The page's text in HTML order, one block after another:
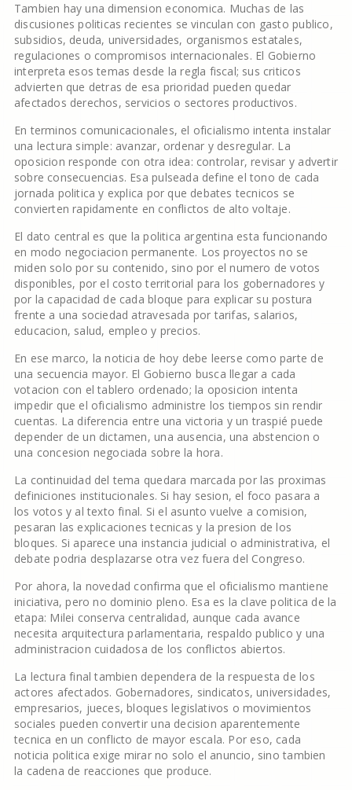
Tambien hay una dimension economica. Muchas de las
discusiones politicas recientes se vinculan con gasto publico,
subsidios, deuda, universidades, organismos estatales,
regulaciones o compromisos internacionales. El Gobierno
interpreta esos temas desde la regla fiscal; sus criticos
advierten que detras de esa prioridad pueden quedar
afectados derechos, servicios o sectores productivos.
En terminos comunicacionales, el oficialismo intenta instalar
una lectura simple: avanzar, ordenar y desregular. La
oposicion responde con otra idea: controlar, revisar y advertir
sobre consecuencias. Esa pulseada define el tono de cada
jornada politica y explica por que debates tecnicos se
convierten rapidamente en conflictos de alto voltaje.
El dato central es que la politica argentina esta funcionando
en modo negociacion permanente. Los proyectos no se
miden solo por su contenido, sino por el numero de votos
disponibles, por el costo territorial para los gobernadores y
por la capacidad de cada bloque para explicar su postura
frente a una sociedad atravesada por tarifas, salarios,
educacion, salud, empleo y precios.
En ese marco, la noticia de hoy debe leerse como parte de
una secuencia mayor. El Gobierno busca llegar a cada
votacion con el tablero ordenado; la oposicion intenta
impedir que el oficialismo administre los tiempos sin rendir
cuentas. La diferencia entre una victoria y un traspié puede
depender de un dictamen, una ausencia, una abstencion o
una concesion negociada sobre la hora.
La continuidad del tema quedara marcada por las proximas
definiciones institucionales. Si hay sesion, el foco pasara a
los votos y al texto final. Si el asunto vuelve a comision,
pesaran las explicaciones tecnicas y la presion de los
bloques. Si aparece una instancia judicial o administrativa, el
debate podria desplazarse otra vez fuera del Congreso.
Por ahora, la novedad confirma que el oficialismo mantiene
iniciativa, pero no dominio pleno. Esa es la clave politica de la
etapa: Milei conserva centralidad, aunque cada avance
necesita arquitectura parlamentaria, respaldo publico y una
administracion cuidadosa de los conflictos abiertos.
La lectura final tambien dependera de la respuesta de los
actores afectados. Gobernadores, sindicatos, universidades,
empresarios, jueces, bloques legislativos o movimientos
sociales pueden convertir una decision aparentemente
tecnica en un conflicto de mayor escala. Por eso, cada
noticia politica exige mirar no solo el anuncio, sino tambien
la cadena de reacciones que produce.